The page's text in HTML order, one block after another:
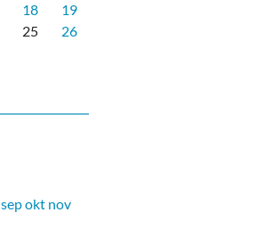
18
19
25
26
sepokt nov